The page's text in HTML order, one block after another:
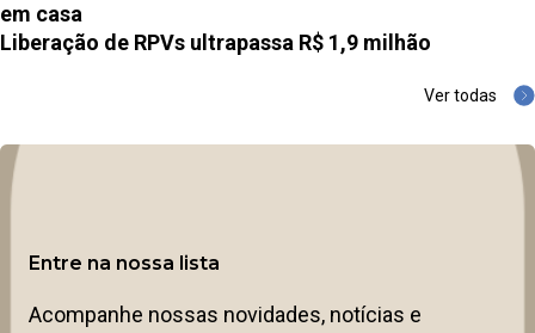
em casa
Liberação de RPVs ultrapassa R$ 1,9 milhão
Ver todas
Entre na nossa lista
Acompanhe nossas novidades, notícias e